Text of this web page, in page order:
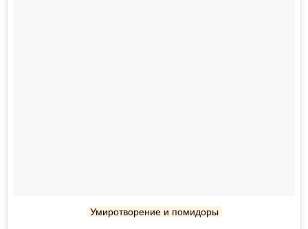
Умиротворение и помидоры